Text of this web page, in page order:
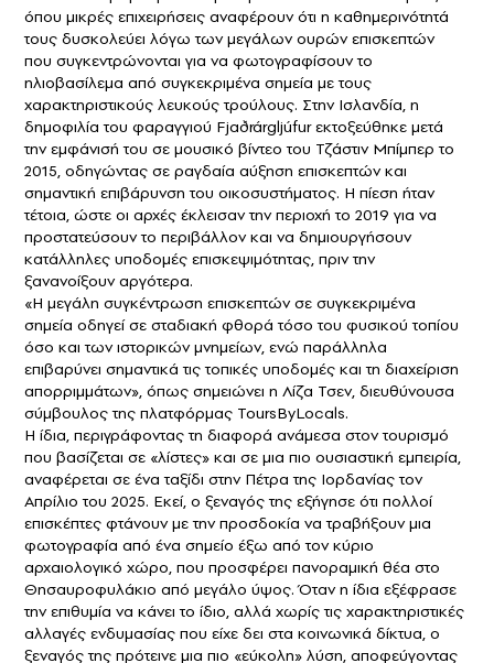
όπου μικρές επιχειρήσεις αναφέρουν ότι η καθημερινότητά
τους δυσκολεύει λόγω των μεγάλων ουρών επισκεπτών
που συγκεντρώνονται για να φωτογραφίσουν το
ηλιοβασίλεμα από συγκεκριμένα σημεία με τους
χαρακτηριστικούς λευκούς τρούλους. Στην Ισλανδία, η
δημοφιλία του φαραγγιού Fjaðrárgljúfur εκτοξεύθηκε μετά
την εμφάνισή του σε μουσικό βίντεο του Τζάστιν Μπίμπερ το
2015, οδηγώντας σε ραγδαία αύξηση επισκεπτών και
σημαντική επιβάρυνση του οικοσυστήματος. Η πίεση ήταν
τέτοια, ώστε οι αρχές έκλεισαν την περιοχή το 2019 για να
προστατεύσουν το περιβάλλον και να δημιουργήσουν
κατάλληλες υποδομές επισκεψιμότητας, πριν την
ξανανοίξουν αργότερα.
«Η μεγάλη συγκέντρωση επισκεπτών σε συγκεκριμένα
σημεία οδηγεί σε σταδιακή φθορά τόσο του φυσικού τοπίου
όσο και των ιστορικών μνημείων, ενώ παράλληλα
επιβαρύνει σημαντικά τις τοπικές υποδομές και τη διαχείριση
απορριμμάτων», όπως σημειώνει η Λίζα Τσεν, διευθύνουσα
σύμβουλος της πλατφόρμας ToursByLocals.
Η ίδια, περιγράφοντας τη διαφορά ανάμεσα στοντουρισμό
που βασίζεται σε «λίστες» και σε μια πιο ουσιαστική εμπειρία,
αναφέρεται σε ένα ταξίδι στην Πέτρα της Ιορδανίας τον
Απρίλιο του 2025. Εκεί, ο ξεναγός της εξήγησε ότι πολλοί
επισκέπτες φτάνουν με την προσδοκία να τραβήξουν μια
φωτογραφία από ένα σημείο έξω από τον κύριο
αρχαιολογικό χώρο, που προσφέρει πανοραμική θέα στο
Θησαυροφυλάκιο από μεγάλο ύψος. Όταν η ίδια εξέφρασε
την επιθυμία να κάνει το ίδιο, αλλά χωρίς τις χαρακτηριστικές
αλλαγές ενδυμασίας που είχε δει στα κοινωνικά δίκτυα, ο
ξεναγός της πρότεινε μια πιο «εύκολη» λύση, αποφεύγοντας